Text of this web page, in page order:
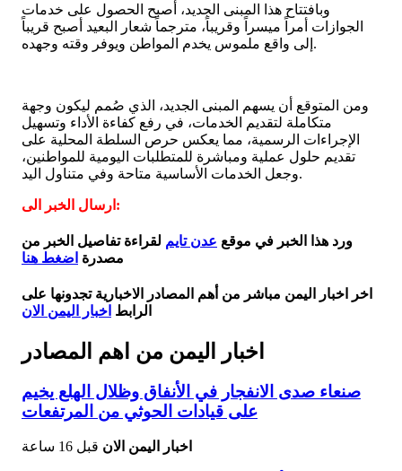
وبافتتاح هذا المبنى الجديد، أصبح الحصول على خدمات
الجوازات أمراً ميسراً وقريباً، مترجماً شعار البعيد أصبح قريباً
إلى واقع ملموس يخدم المواطن ويوفر وقته وجهده.
ومن المتوقع أن يسهم المبنى الجديد، الذي صُمم ليكون وجهة
متكاملة لتقديم الخدمات، في رفع كفاءة الأداء وتسهيل
الإجراءات الرسمية، مما يعكس حرص السلطة المحلية على
تقديم حلول عملية ومباشرة للمتطلبات اليومية للمواطنين،
وجعل الخدمات الأساسية متاحة وفي متناول اليد.
ارسال الخبر الى:
ورد هذا الخبر في موقع عدن تايم لقراءة تفاصيل الخبر من
مصدرة اضغط هنا
اخر اخبار اليمن مباشر من أهم المصادر الاخبارية تجدونها على
الرابط اخبار اليمن الان
اخبار اليمن من اهم المصادر
صنعاء صدى الانفجار في الأنفاق وظلال الهلع يخيم
على قيادات الحوثي من المرتفعات
اخبار اليمن الان قبل 16 ساعة